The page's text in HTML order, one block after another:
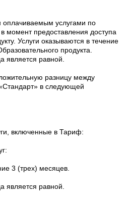
оплачиваемым услугами по
момент предоставления доступа
Услуги оказываются в течение
продукта.
является равной.
разницу между
в следующей
включенные в Тариф:
3 (трех) месяцев.
является равной.